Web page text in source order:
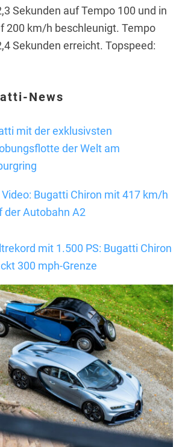
Sekunden auf Tempo 100 und in
200 km/h beschleunigt. Tempo
Sekunden erreicht. Topspeed:
News
mit der exklusivsten
der Welt am
Bugatti Chiron mit 417 km/h
der Autobahn A2
mit 1.500 PS: Bugatti Chiron
300 mph-Grenze